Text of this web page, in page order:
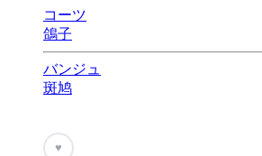
コーツ
鴿子
バンジュ
斑鸠
♥